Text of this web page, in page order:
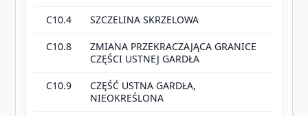
C10.4 SZCZELINA SKRZELOWA
C10.8
ZMIANA PRZEKRACZAJĄCA GRANICE
CZĘŚCI USTNEJ GARDŁA
C10.9
CZĘŚĆ USTNA GARDŁA,
NIEOKREŚLONA